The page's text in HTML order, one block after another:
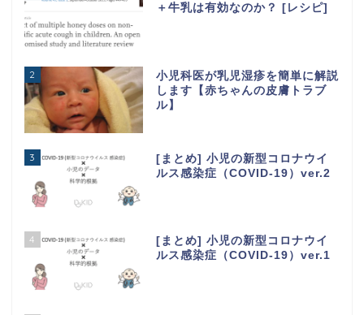
＋牛乳は有効なのか？ [レシピ]
2
小児科医が乳児湿疹を簡単に解説
します【赤ちゃんの皮膚トラブ
ル】
3
[まとめ] 小児の新型コロナウイ
ルス感染症（COVID-19）ver.2
4
[まとめ] 小児の新型コロナウイ
ルス感染症（COVID-19）ver.1